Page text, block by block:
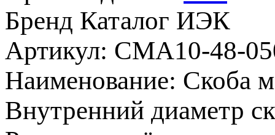
Бренд Каталог ИЭК
Артикул: CMA10-48-
Наименование: Скоба
Внутренний диаметр